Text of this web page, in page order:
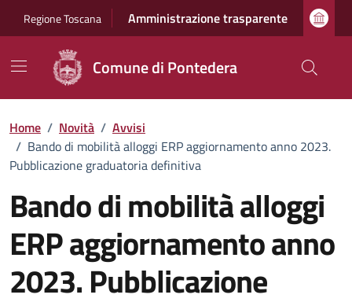
Regione Toscana Amministrazione trasparente
Comune di Pontedera
Home / Novità / Avvisi
/ Bando di mobilità alloggi ERP aggiornamento anno 2023.
Pubblicazione graduatoria definitiva
Bando di mobilità alloggi
ERP aggiornamento anno
2023. Pubblicazione